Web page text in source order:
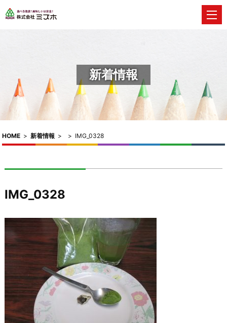
新着情報
HOME > 新着情報 > > IMG_0328
IMG_0328